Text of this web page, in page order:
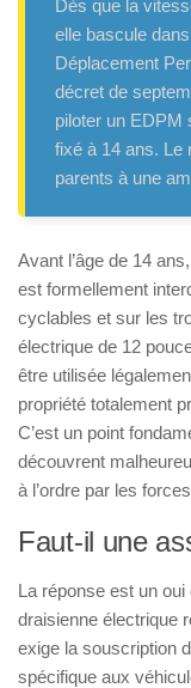
Dès que la
elle bascule
Déplacement
décret de
piloter un EDPM
fixé à 14 ans. Le
parents à une
Avant l’âge de 14
est formellement
cyclables et sur les
électrique de 12
être utilisée
propriété totalement
C’est un point
découvrent
à l’ordre par les
Faut-il une
La réponse est un
draisienne électrique
exige la souscription
spécifique aux